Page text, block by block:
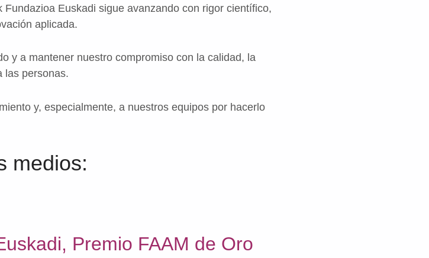
Euskadi sigue avanzando con rigor científico,
aplicada.
y a mantener nuestro compromiso con la calidad, la
las personas.
y, especialmente, a nuestros equipos por hacerlo
medios:
Premio FAAM de Oro